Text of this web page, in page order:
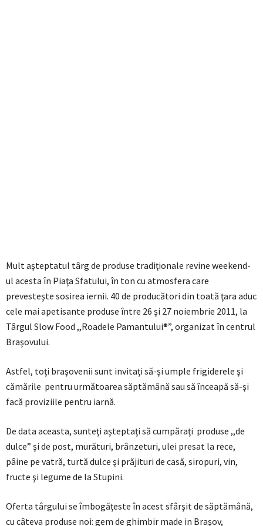
Mult aşteptatul târg de produse tradiţionale revine weekend-
ul acesta în Piaţa Sfatului, în ton cu atmosfera care
prevesteşte sosirea iernii. 40 de producători din toată ţara aduc
cele mai apetisante produse între 26 şi 27 noiembrie 2011, la
Târgul Slow Food ,,Roadele Pamantului®”, organizat în centrul
Braşovului.
Astfel, toţi braşovenii sunt invitaţi să-şi umple frigiderele şi
cămările pentru următoarea săptămână sau să înceapă să-şi
facă proviziile pentru iarnă.
De data aceasta, sunteţi aşteptaţi să cumpăraţi produse ,,de
dulce” şi de post, murături, brânzeturi, ulei presat la rece,
pâine pe vatră, turtă dulce şi prăjituri de casă, siropuri, vin,
fructe şi legume de la Stupini.
Oferta târgului se îmbogăţeste în acest sfârşit de săptămână,
cu câteva produse noi: gem de ghimbir made in Braşov,